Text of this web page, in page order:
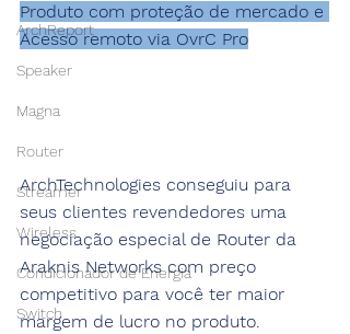
ArchReport
Speaker
Magna
Router
Streamer
Wireless
Condicionador de Energia
Switch
Produto com proteção de mercado e
Acesso remoto via OvrC Pro
ArchTechnologies conseguiu para
seus clientes revendedores uma
negociação especial de Router da
Araknis Networks com preço
competitivo para você ter maior
margem de lucro no produto.